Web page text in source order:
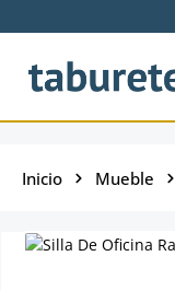
Saltar al contenido
Inicio Mueble